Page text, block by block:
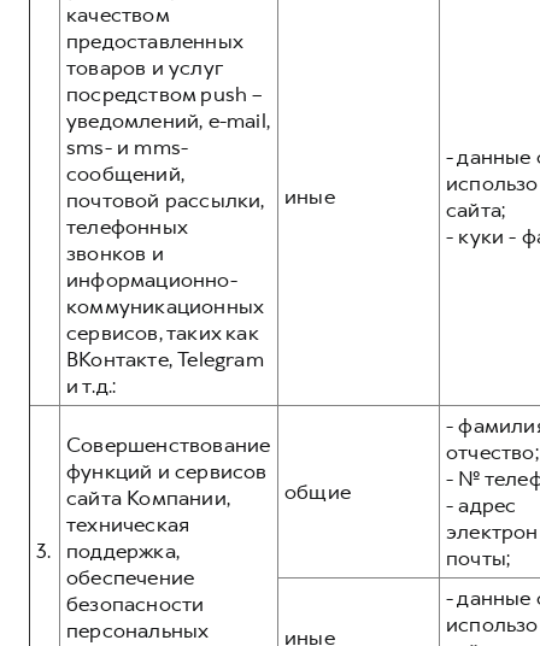
качеством
предоставленных
товаров и услуг
посредством push –
уведомлений, e-mail,
sms- и mms-
сообщений,
почтовой рассылки,
телефонных
звонков и
информационно-
коммуникационных
сервисов, таких как
ВКонтакте, Telegram
и т.д.:
иные
- данные
сайта;
- куки -
3.
Совершенствование
функций и сервисов
сайта Компании,
техническая
поддержка,
обеспечение
безопасности
персональных
общие
-
отчество;
- №
- адрес
почты;
иные
- данные